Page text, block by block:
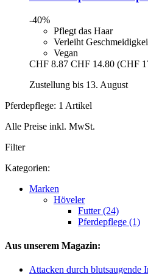
-40%
Pflegt das Haar
Verleiht
Vegan
CHF 8.87 CHF 14.80 (CHF
Zustellung bis 13. August
Pferdepflege: 1 Artikel
Alle Preise inkl. MwSt.
Filter
Kategorien:
Marken
Höveler
Futter (24)
Pferdepflege (1)
Aus unserem Magazin:
Attacken durch blutsaugende